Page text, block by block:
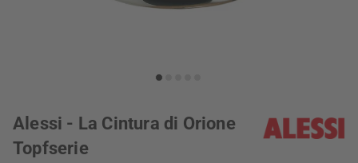
Alessi - La Cintura di Orione
Topfserie